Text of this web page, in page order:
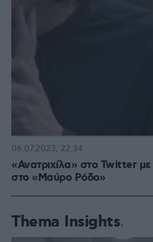
«Ανατριχίλα» στο Twitter με
στο «Μαύρο Ρόδο»
06.07.2023, 22:34
Thema Insights